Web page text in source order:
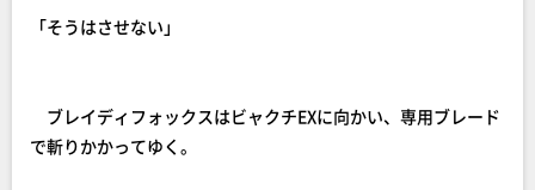
「そうはさせない」
ブレイディフォックスはビャクチEXに向かい、専用ブレード
で斬りかかってゆく。